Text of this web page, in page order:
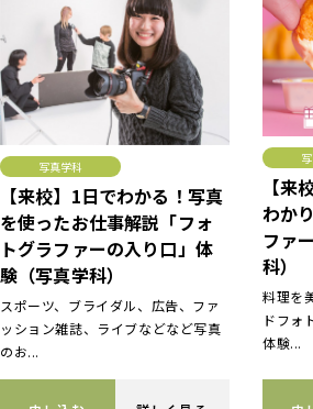
写真学科
【来校】1日でわかる！写真
を使ったお仕事解説「フォ
トグラファーの入り口」体
験（写真学科）
スポーツ、ブライダル、広告、ファ
ッション雑誌、ライブなどなど写真
のお...
【来
わか
ファ
科）
料理を
ドフォ
体験...